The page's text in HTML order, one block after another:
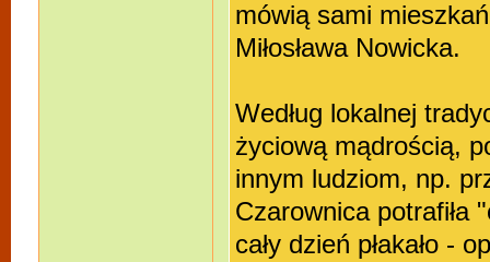
mówią sami
Miłosława Nowicka.
Według lokalnej
życiową mądrością,
innym ludziom, np.
Czarownica potrafiła
cały dzień płakało -